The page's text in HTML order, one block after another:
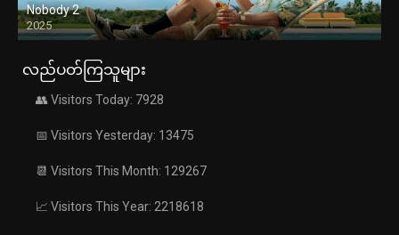
Nobody 2
2025
လည်ပတ်ကြသူများ
👥 Visitors Today: 7928
📅 Visitors Yesterday: 13475
📆 Visitors This Month: 129267
📈 Visitors This Year: 2218618